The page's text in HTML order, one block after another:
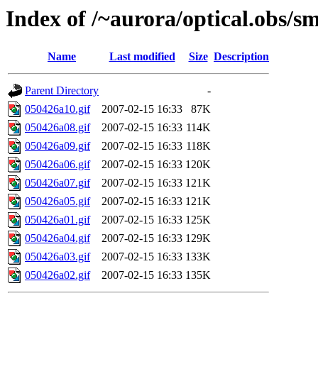
Index of /~aurora/optical.obs/
Name Last modified Size Description
Parent Directory
-
050426a10.gif
2007-02-15 16:33
87K
050426a08.gif
2007-02-15 16:33 114K
050426a09.gif
2007-02-15 16:33 118K
050426a06.gif
2007-02-15 16:33 120K
050426a07.gif
2007-02-15 16:33 121K
050426a05.gif
2007-02-15 16:33 121K
050426a01.gif
2007-02-15 16:33 125K
050426a04.gif
2007-02-15 16:33 129K
050426a03.gif
2007-02-15 16:33 133K
050426a02.gif
2007-02-15 16:33 135K